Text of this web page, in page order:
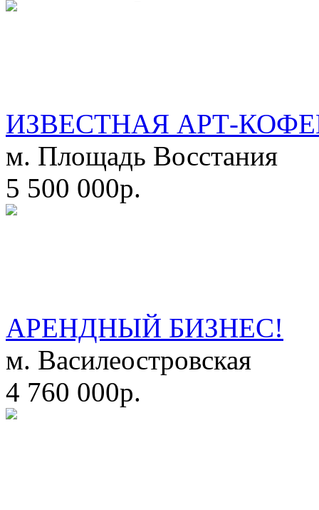
ИЗВЕСТНАЯ АРТ-
м. Площадь Восстания
5 500 000р.
АРЕНДНЫЙ БИЗНЕС!
м. Василеостровская
4 760 000р.